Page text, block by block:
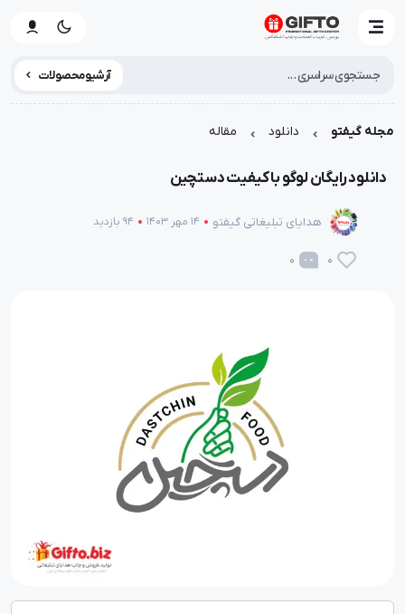
آرشیو محصولات
مجله گیفتو دانلود مقاله
دانلود رایگان لوگو با کیفیت دستچین
هدایای تبلیغاتی گیفتو 14 مهر 1403 94 بازدید
0
0